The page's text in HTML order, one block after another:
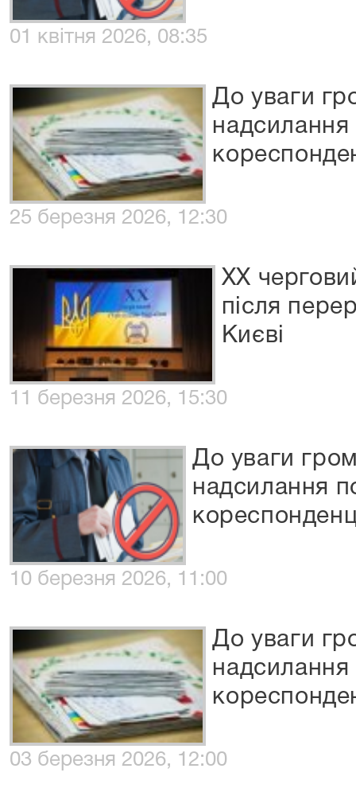
01 квітня 2026, 08:35
До уваги
надсилання
25 березня 2026, 12:30
ХХ
після
Києві
11 березня 2026, 15:30
До уваги
надсилання
10 березня 2026, 11:00
До уваги
надсилання
03 березня 2026, 12:00